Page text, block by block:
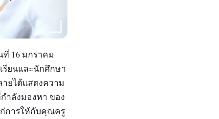
16 มกราคม
รียนและนักศึกษา
ยได้แสดงความ
ำลังมองหา ของ
ก่การให้กับคุณครู